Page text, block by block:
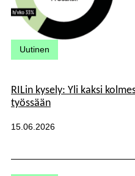
Kategoriat:
Uutinen
RILin kysely: Yli kaksi
työssään
Julkaistu:
15.06.2026